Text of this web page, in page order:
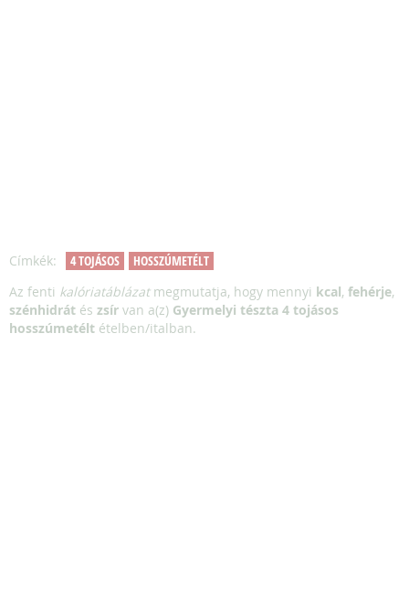
Címkék: 4 TOJÁSOS
HOSSZÚMETÉLT
Az fenti kalóriatáblázatmegmutatja, hogy mennyi kcal, fehérje,
szénhidrát és zsír van a(z) Gyermelyi tészta 4 tojásos
hosszúmetélt ételben/italban.